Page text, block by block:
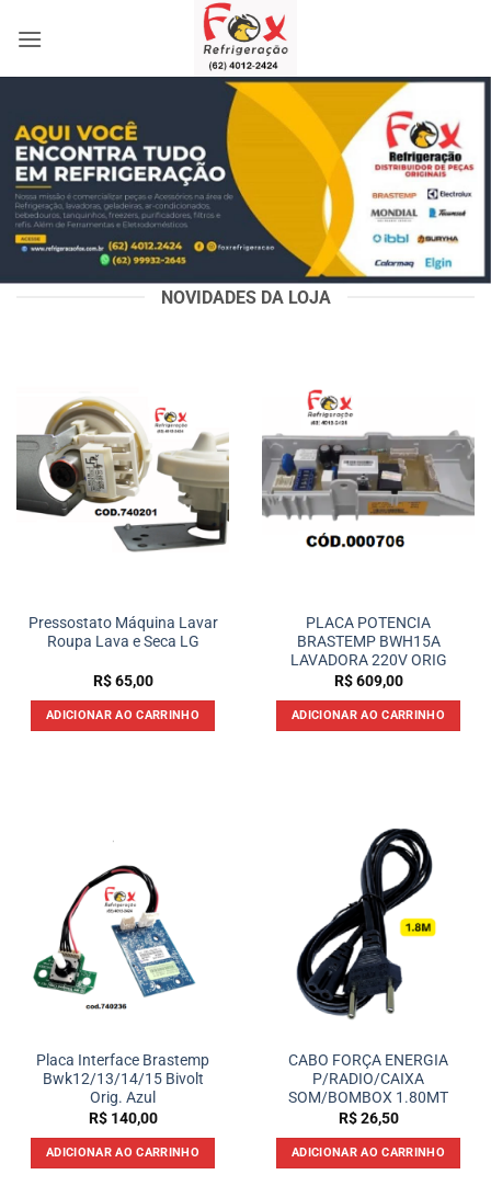
NOVIDADES DA LOJA
Pressostato Máquina Lavar
Roupa Lava e Seca LG
R$65,00
ADICIONAR AO CARRINHO
PLACA POTENCIA
BRASTEMP BWH15A
LAVADORA 220V ORIG
R$609,00
ADICIONAR AO CARRINHO
Placa Interface Brastemp
Bwk12/13/14/15 Bivolt
Orig. Azul
R$140,00
ADICIONAR AO CARRINHO
CABO FORÇA ENERGIA
P/RADIO/CAIXA
SOM/BOMBOX 1.80MT
R$26,50
ADICIONAR AO CARRINHO